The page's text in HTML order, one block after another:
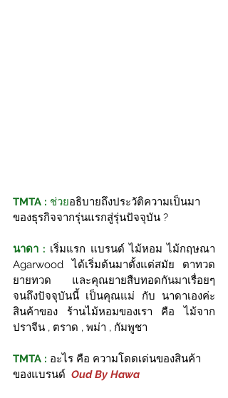
TMTA : ช่วยอธิบายถึงประวัติความเป็นมา
ของธุรกิจจากรุ่นแรกสู่รุ่นปัจจุบัน ?
นาดา : เริ่มแรก แบรนด์ ไม้หอม ไม้กฤษณา
Agarwood ได้เริ่มต้นมาตั้งแต่สมัย ตาทวด
ยายทวด และคุณยายสืบทอดกันมาเรื่อยๆ
จนถึงปัจจุบันนี้ เป็นคุณแม่ กับ นาดาเองค่ะ
สินค้าของ ร้านไม้หอมของเรา คือ ไม้จาก
ปราจีน , ตราด , พม่า , กัมพูชา
TMTA : อะไร คือ ความโดดเด่นของสินค้า
ของแบรนด์ Oud By Hawa